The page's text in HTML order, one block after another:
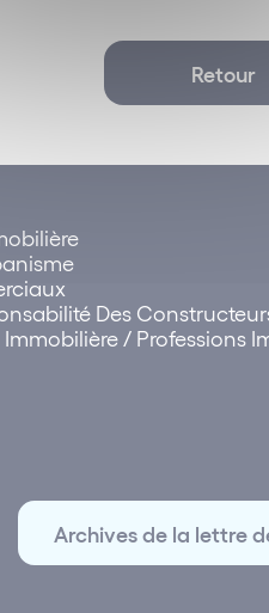
Retour
Des
/ Professions
Archives de la lettre